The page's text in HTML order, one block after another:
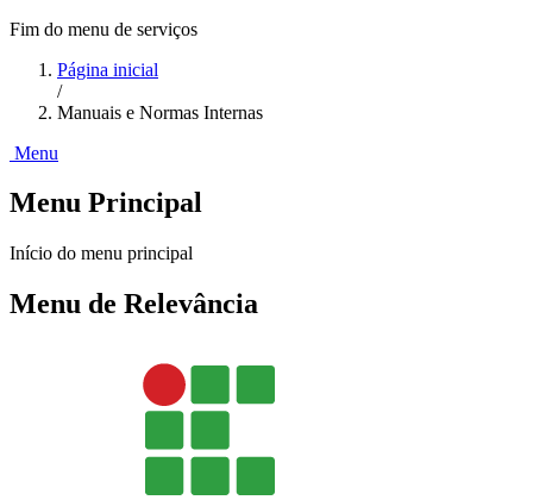
Fim do menu de serviços
Página inicial
/
Manuais e Normas Internas
Menu
Menu Principal
Início do menu principal
Menu de Relevância